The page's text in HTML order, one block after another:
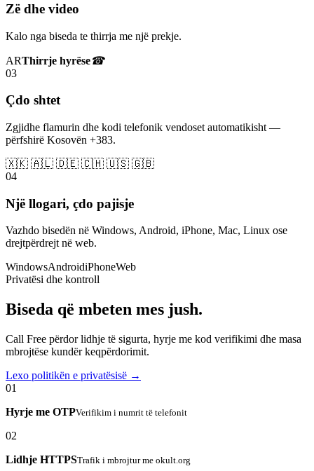
Zë dhe video
Kalo nga biseda te thirrja me një prekje.
ARThirrje hyrëse☎
03
Çdo shtet
Zgjidhe flamurin dhe kodi telefonik vendoset automatikisht —
përfshirë Kosovën +383.
🇽🇰 🇦🇱 🇩🇪 🇨🇭 🇺🇸 🇬🇧
04
Një llogari, çdo pajisje
Vazhdo bisedën në Windows, Android, iPhone, Mac, Linux ose
drejtpërdrejt në web.
WindowsAndroidiPhoneWeb
Privatësi dhe kontroll
Biseda që mbeten mes jush.
Call Free përdor lidhje të sigurta, hyrje me kod verifikimi dhe masa
mbrojtëse kundër keqpërdorimit.
Lexo politikën e privatësisë →
01
Hyrje me OTPVerifikim i numrit të telefonit
02
Lidhje HTTPSTrafik i mbrojtur me okult.org